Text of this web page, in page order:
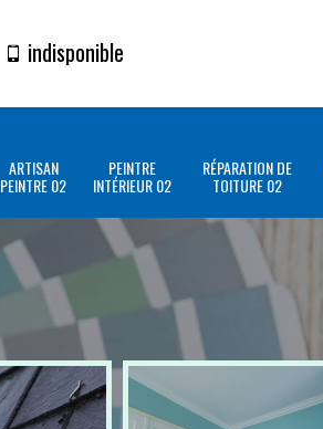
indisponible
ARTISAN
PEINTRE 02
PEINTRE
INTÉRIEUR 02
RÉPARATION DE
TOITURE 02